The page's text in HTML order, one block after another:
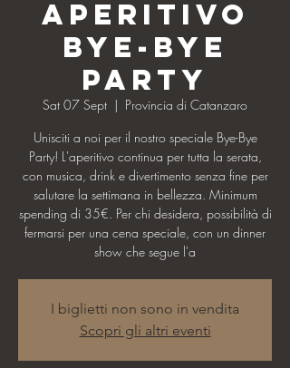
Aperitivo
Bye-Bye
Party
Sat 07 Sept
  |
Provincia di Catanzaro
Unisciti a noi per il nostro speciale Bye-Bye
Party! L'aperitivo continua per tutta la serata,
con musica, drink e divertimento senza fine per
salutare la settimana in bellezza. Minimum
spending di 35€. Per chi desidera, possibilità di
fermarsi per una cena speciale, con un dinner
show che segue l'a
I biglietti non sono in vendita
Scopri gli altri eventi